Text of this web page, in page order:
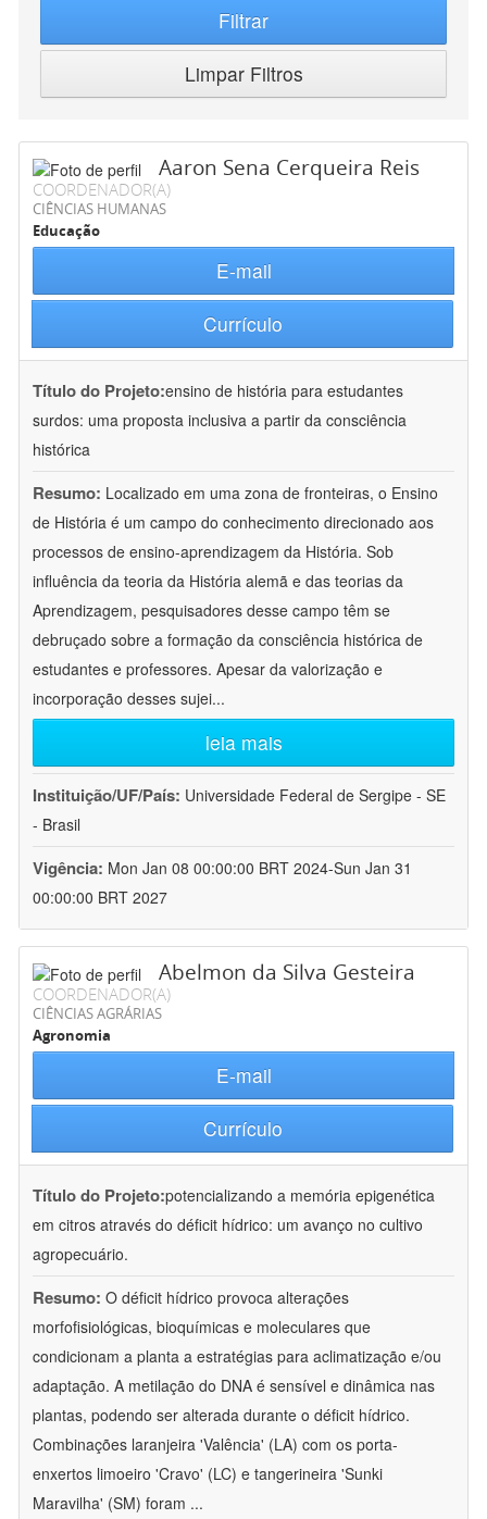
Filtrar
Limpar Filtros
Aaron Sena Cerqueira Reis
COORDENADOR(A)
CIÊNCIAS HUMANAS
Educação
E-mail
Currículo
Título do Projeto:ensino de história para estudantes
surdos: uma proposta inclusiva a partir da consciência
histórica
Resumo: Localizado em uma zona de fronteiras, o Ensino
de História é um campo do conhecimento direcionado aos
processos de ensino-aprendizagem da História. Sob
influência da teoria da História alemã e das teorias da
Aprendizagem, pesquisadores desse campo têm se
debruçado sobre a formação da consciência histórica de
estudantes e professores. Apesar da valorização e
incorporação desses sujei...
leia mais
Instituição/UF/País: Universidade Federal de Sergipe - SE
- Brasil
Vigência: Mon Jan 08 00:00:00 BRT 2024-Sun Jan 31
00:00:00 BRT 2027
Abelmon da Silva Gesteira
COORDENADOR(A)
CIÊNCIAS AGRÁRIAS
Agronomia
E-mail
Currículo
Título do Projeto:potencializando a memória epigenética
em citros através do déficit hídrico: um avanço no cultivo
agropecuário.
Resumo: O déficit hídrico provoca alterações
morfofisiológicas, bioquímicas e moleculares que
condicionam a planta a estratégias para aclimatização e/ou
adaptação. A metilação do DNA é sensível e dinâmica nas
plantas, podendo ser alterada durante o déficit hídrico.
Combinações laranjeira 'Valência' (LA) com os porta-
enxertos limoeiro 'Cravo' (LC) e tangerineira 'Sunki
Maravilha' (SM) foram ...